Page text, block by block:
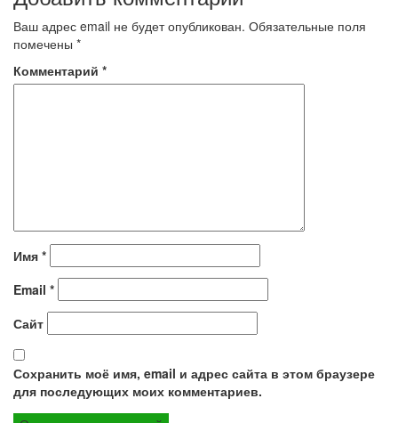
Ваш адрес email не будет опубликован. Обязательные поля
помечены *
Комментарий *
Имя *
Email *
Сайт
Сохранить моё имя, email и адрес сайта в этом браузере
для последующих моих комментариев.